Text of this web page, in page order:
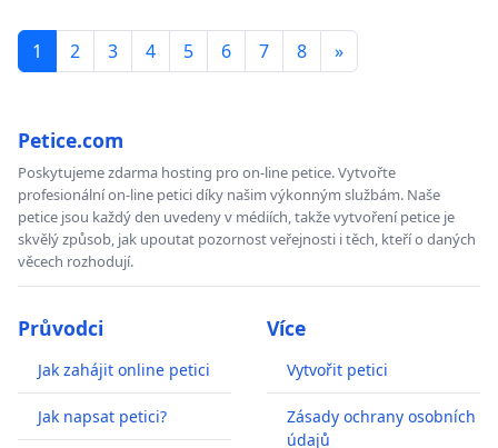
1 2 3 4 5 6 7 8 »
Petice.com
Poskytujeme zdarma hosting pro on-line petice. Vytvořte
profesionální on-line petici díky našim výkonným službám. Naše
petice jsou každý den uvedeny v médiích, takže vytvoření petice je
skvělý způsob, jak upoutat pozornost veřejnosti i těch, kteří o daných
věcech rozhodují.
Průvodci
Jak zahájit online petici
Jak napsat petici?
Více
Vytvořit petici
Zásady ochrany osobních
údajů